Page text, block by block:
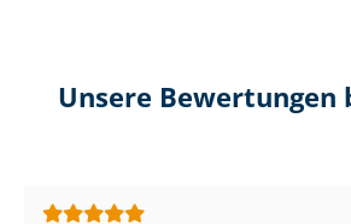
Unsere Bewertungen